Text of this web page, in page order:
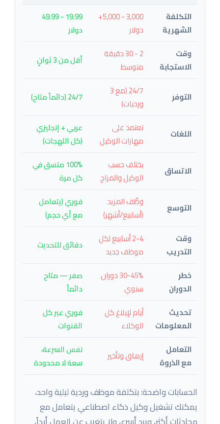
التكلفة
الشهرية
3,000 - 5,000+
دولار
19.99 - 49.99
دولار
وقت
الاستجابة
2 - 30 دقيقة
متوسط
أقل من 3 ثوانٍ
التوفر
24/7 (مع 3
ورديات)
24/7 (دائماً متاح)
اللغات
تعتمد على
مهارات الوكيل
عربي + إنجليزي
(كل اللهجات)
الاتساق
يختلف حسب
الوكيل والمزاج
100% متسق في
كل مرة
التوسع
وظّف المزيد
(أسابيع/أشهر)
فوري (يتعامل
مع أي حجم)
وقت
التدريب
2-4 أسابيع لكل
موظف جديد
دقائق للتحديث
خطر
الدوران
30-45% دوران
سنوي
صفر — متاح
دائماً
تحديث
المعلومات
أيام لإبلاغ كل
الوكلاء
فوري عبر كل
القنوات
التعامل
مع الذروة
إرهاق وتأخير
نفس السرعة،
سعة لا محدودة
الحسابات واضحة: بتكلفة موظف وردية ليلية واحد،
يمكنك تشغيل وكيل ذكاء اصطناعي يتعامل مع